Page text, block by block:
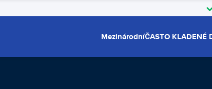
MezinárodníČASTO KLADENÉ